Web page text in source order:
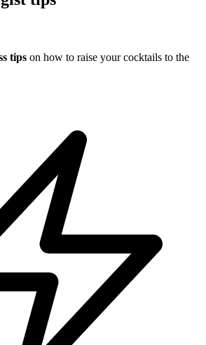
tips on how to raise your cocktails to the